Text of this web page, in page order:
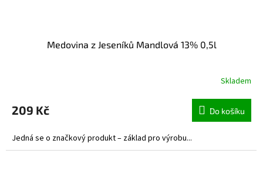
Medovina z Jeseníků Mandlová 13% 0,5l
Skladem
209 Kč Do košíku
Jedná se o značkový produkt – základ pro výrobu...